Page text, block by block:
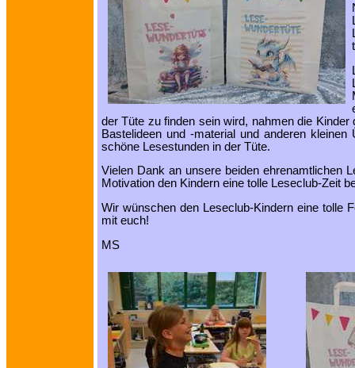
der Tüte zu finden sein wird, nahmen die
Bastelideen und -material und anderen
schöne Lesestunden in der Tüte.
Vielen Dank an unsere beiden ehrenamtlichen
Motivation den Kindern eine tolle Leseclub-Zeit
Wir wünschen den Leseclub-Kindern eine tolle
mit euch!
MS